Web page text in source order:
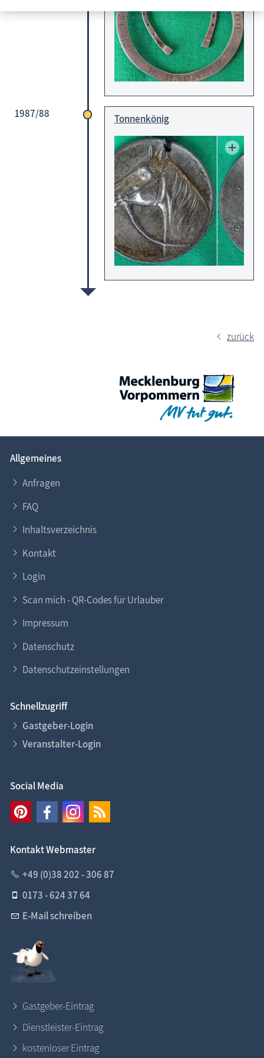
1987/88 Tonnenkönig
zurück
Allgemeines
Anfragen
FAQ
Inhaltsverzeichnis
Kontakt
Login
Scan mich - QR-Codes für Urlauber
Impressum
Datenschutz
Datenschutzeinstellungen
Schnellzugriff
Gastgeber-Login
Veranstalter-Login
Social Media
Kontakt Webmaster
+49 (0)38 202 - 306 87
0173 - 624 37 64
E-Mail schreiben
Gastgeber-Eintrag
Dienstleister-Eintrag
kostenloser Eintrag